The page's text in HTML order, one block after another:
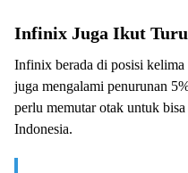
Infinix Juga Ikut
Infinix berada di posisi kelima
juga mengalami penurunan
perlu memutar otak untuk
Indonesia.